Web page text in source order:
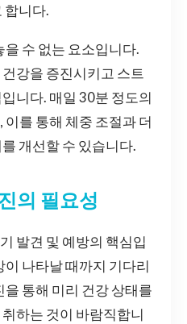
합니다.
수 없는 요소입니다.
강을 증진시키고 스트
니다. 매일 30분 정도의
를 통해 체중 조절과 더
개선할 수 있습니다.
의 필요성
발견 및 예방의 핵심입
나타날 때까지 기다리
통해 미리 건강 상태를
하는 것이 바람직합니